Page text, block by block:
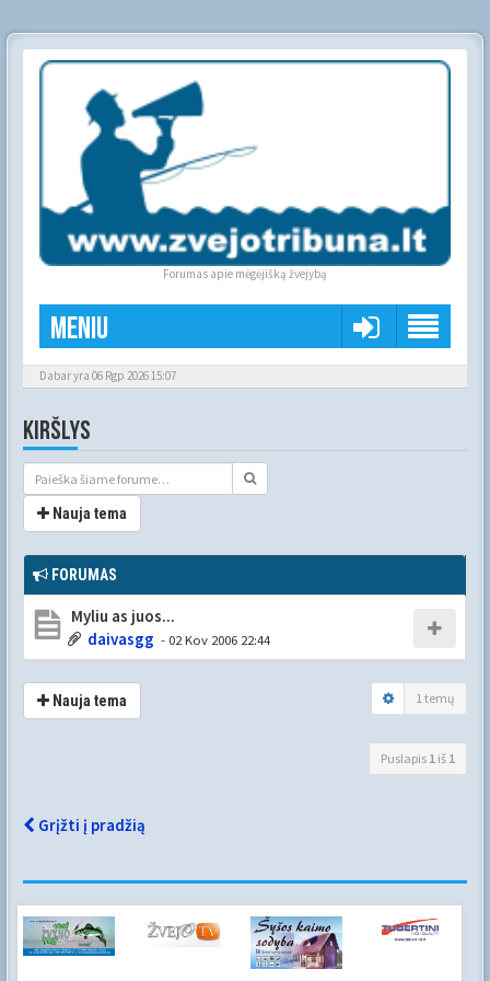
Forumas apie mėgėjišką žvejybą
Meniu
Dabar yra 06 Rgp 2026 15:07
KIRŠLYS
Nauja tema
FORUMAS
Myliu as juos...
daivasgg - 02 Kov 2006 22:44
Nauja tema 1 temų
Puslapis 1 iš 1
Grįžti į pradžią